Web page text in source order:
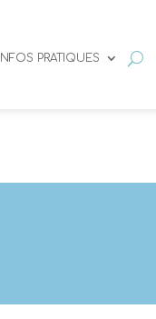
INFOS PRATIQUES